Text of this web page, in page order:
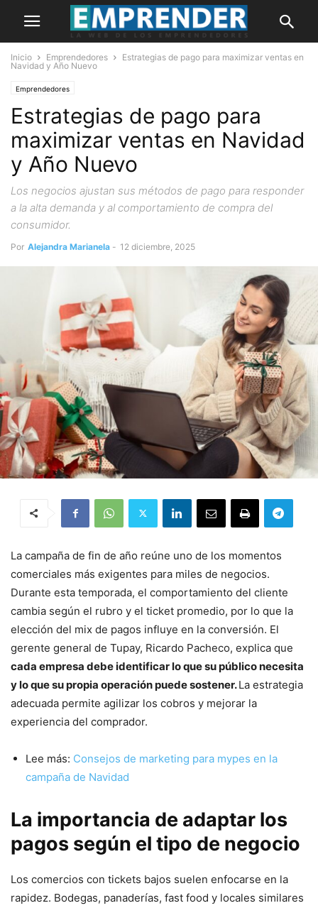
Inicio Emprendedores
Estrategias de pago para maximizar ventas en
Navidad y Año Nuevo
Emprendedores
Estrategias de pago para
maximizar ventas en Navidad
y Año Nuevo
Los negocios ajustan sus métodos de pago para responder
a la alta demanda y al comportamiento de compra del
consumidor.
Por Alejandra Marianela - 12 diciembre, 2025
La campaña de fin de año reúne uno de los momentos
comerciales más exigentes para miles de negocios.
Durante esta temporada, el comportamiento del cliente
cambia según el rubro y el ticket promedio, por lo que la
elección del mix de pagos influye en la conversión. El
gerente general de Tupay, Ricardo Pacheco, explica que
cada empresa debe identificar lo que su público necesita
y lo que su propia operación puede sostener.La estrategia
adecuada permite agilizar los cobros y mejorar la
experiencia del comprador.
Lee más: Consejos de marketing para mypes en la
campaña de Navidad
La importancia de adaptar los
pagos según el tipo de negocio
Los comercios con tickets bajos suelen enfocarse en la
rapidez. Bodegas, panaderías, fast food y locales similares